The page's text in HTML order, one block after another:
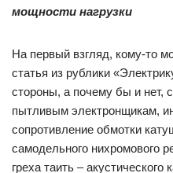
мощности нагрузки
На первый взгляд, кому-то
статья из рублики
стороны, а почему бы и нет,
пытливым электронщикам,
сопротивление обмотки
самодельного нихромового
греха таить –